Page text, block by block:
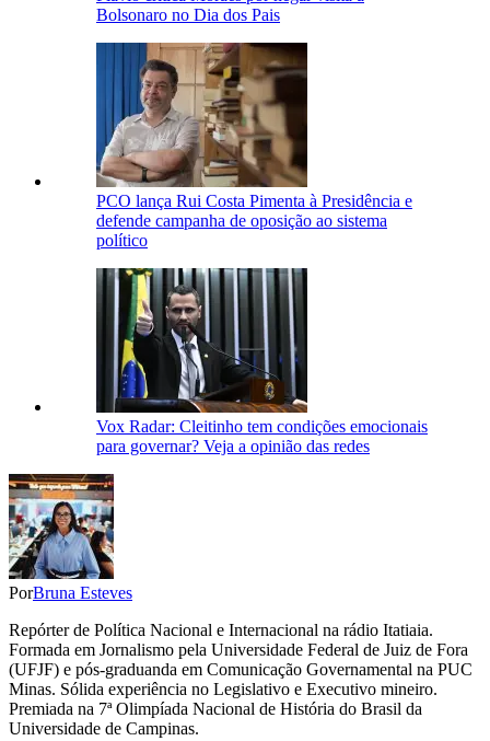
Bolsonaro no Dia dos Pais
PCO lança Rui Costa Pimenta à Presidência e
defende campanha de oposição ao sistema
político
Vox Radar: Cleitinho tem condições emocionais
para governar? Veja a opinião das redes
PorBruna Esteves
Repórter de Política Nacional e Internacional na rádio Itatiaia.
Formada em Jornalismo pela Universidade Federal de Juiz de Fora
(UFJF) e pós-graduanda em Comunicação Governamental na PUC
Minas. Sólida experiência no Legislativo e Executivo mineiro.
Premiada na 7ª Olimpíada Nacional de História do Brasil da
Universidade de Campinas.